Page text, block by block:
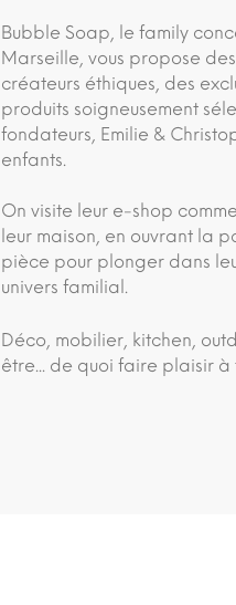
Bubble Soap, le family
Marseille, vous propose
créateurs éthiques, des
produits soigneusement
fondateurs, Emilie &
enfants.
On visite leur e-shop
leur maison, en ouvrant la
pièce pour plonger dans
univers familial.
Déco, mobilier, kitchen,
être... de quoi faire plaisir